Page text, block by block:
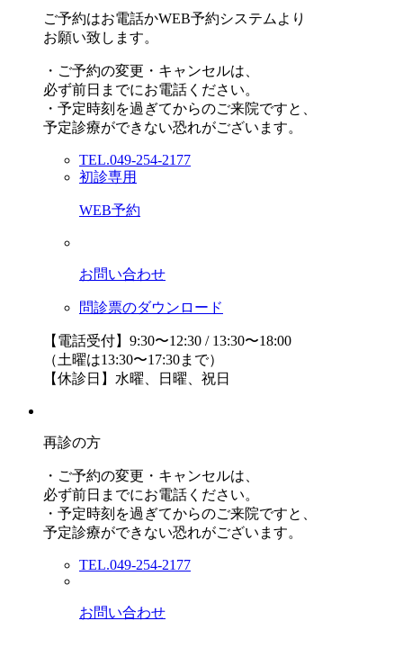
ご予約はお電話かWEB予約システムより
お願い致します。
・ご予約の変更・キャンセルは、
必ず前日までにお電話ください。
・予定時刻を過ぎてからのご来院ですと、
予定診療ができない恐れがございます。
TEL.049-254-2177
初診専用
WEB予約
お問い合わせ
問診票のダウンロード
【電話受付】9:30〜12:30 / 13:30〜18:00
（土曜は13:30〜17:30まで）
【休診日】水曜、日曜、祝日
再診の方
・ご予約の変更・キャンセルは、
必ず前日までにお電話ください。
・予定時刻を過ぎてからのご来院ですと、
予定診療ができない恐れがございます。
TEL.049-254-2177
お問い合わせ